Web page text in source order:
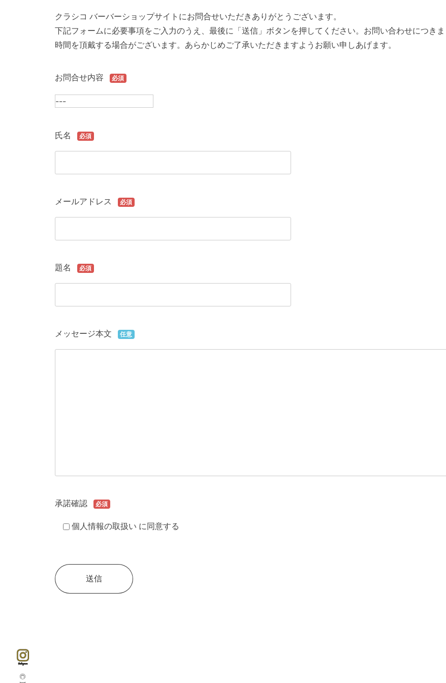
クラシコ バーバーショップサイトにお問合せいただきありがとうございます。
下記フォームに必要事項をご入力のうえ、最後に「送信」ボタンを押してください。お問い合わせにつき
時間を頂戴する場合がございます。あらかじめご了承いただきますようお願い申しあげます。
お問合せ内容 必須
氏名 必須
メールアドレス 必須
題名 必須
メッセージ本文 任意
承諾確認 必須
個人情報の取扱い に同意する